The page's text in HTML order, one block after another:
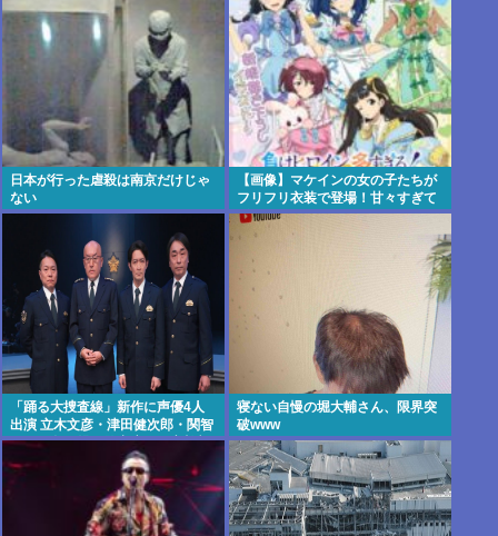
日本が行った虐殺は南京だけじゃ
ない
【画像】マケインの女の子たちが
フリフリ衣装で登場！甘々すぎて
脳がとろけちまうぞ
「踊る大捜査線」新作に声優4人
出演 立木文彦・津田健次郎・関智
一・野島健児ら警察庁の最高幹部
役で
寝ない自慢の堀大輔さん、限界突
破www